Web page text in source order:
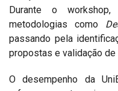
Durante o
metodologias como
passando pela
propostas e validação
O desempenho da